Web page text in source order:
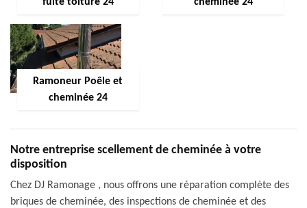
Ramoneur Poêle et
cheminée 24
Notre entreprise scellement de cheminée à votre
disposition
Chez DJ Ramonage , nous offrons une réparation complète des
briques de cheminée, des inspections de cheminée et des